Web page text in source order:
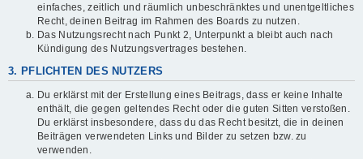
einfaches, zeitlich und räumlich unbeschränktes und unentgeltliches
Recht, deinen Beitrag im Rahmen des Boards zu nutzen.
Das Nutzungsrecht nach Punkt 2, Unterpunkt a bleibt auch nach
Kündigung des Nutzungsvertrages bestehen.
3. PFLICHTEN DES NUTZERS
Du erklärst mit der Erstellung eines Beitrags, dass er keine Inhalte
enthält, die gegen geltendes Recht oder die guten Sitten verstoßen.
Du erklärst insbesondere, dass du das Recht besitzt, die in deinen
Beiträgen verwendeten Links und Bilder zu setzen bzw. zu
verwenden.